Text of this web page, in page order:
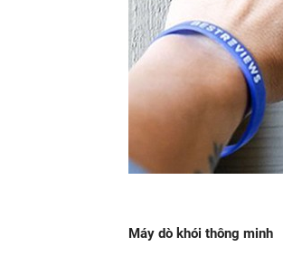
Máy dò khói thông minh